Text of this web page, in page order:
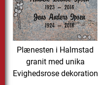
Plænesten i Halmstad
granit med unika
Evighedsrose dekoration